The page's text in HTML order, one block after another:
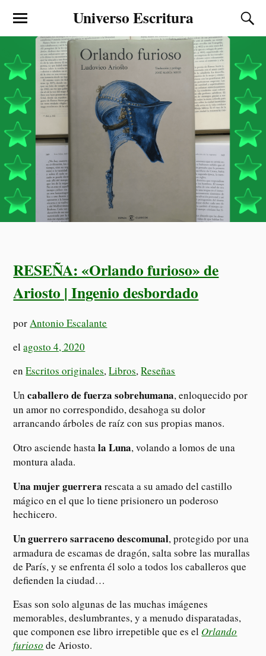
Universo Escritura
RESEÑA: «Orlando furioso» de
Ariosto | Ingenio desbordado
porAntonio Escalante
elagosto 4, 2020
enEscritos originales,Libros,Reseñas
Uncaballero de fuerza sobrehumana, enloquecido por
un amor no correspondido, desahoga su dolor
arrancando árboles de raíz con sus propias manos.
Otro asciende hastala Luna, volando a lomos de una
montura alada.
Una mujer guerrera rescata a su amado del castillo
mágico en el que lo tiene prisionero un poderoso
hechicero.
Un guerrero sarraceno descomunal, protegido por una
armadura de escamas de dragón, salta sobre las murallas
de París, y se enfrenta él solo a todos los caballeros que
defienden la ciudad…
Esas son solo algunas de las muchas imágenes
memorables, deslumbrantes, y a menudo disparatadas,
que componen ese libro irrepetible que es el Orlando
furioso de Ariosto.